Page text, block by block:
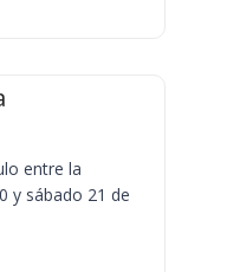
entre la
y sábado 21 de